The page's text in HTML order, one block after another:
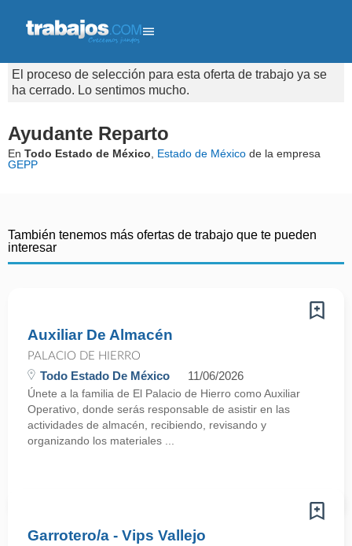
El proceso de selección para esta oferta de trabajo ya se
ha cerrado. Lo sentimos mucho.
Ayudante Reparto
En Todo Estado de México Estado de México de la empresa
GEPP
También tenemos más ofertas de trabajo que te pueden
interesar
Auxiliar De Almacén
PALACIO DE HIERRO
Todo Estado De México 11/06/2026
Únete a la familia de El Palacio de Hierro como Auxiliar
Operativo, donde serás responsable de asistir en las
actividades de almacén, recibiendo, revisando y
organizando los materiales ...
Garrotero/a - Vips Vallejo